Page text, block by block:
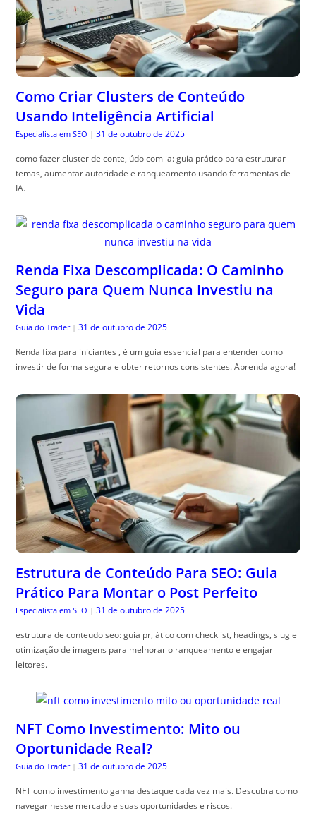
Como Criar Clusters de Conteúdo
Usando Inteligência Artificial
Especialista em SEO | 31 de outubro de 2025
como fazer cluster de conte, údo com ia: guia prático para estruturar
temas, aumentar autoridade e ranqueamento usando ferramentas de
IA.
Renda Fixa Descomplicada: O Caminho
Seguro para Quem Nunca Investiu na
Vida
Guia do Trader | 31 de outubro de 2025
Renda fixa para iniciantes , é um guia essencial para entender como
investir de forma segura e obter retornos consistentes. Aprenda agora!
Estrutura de Conteúdo Para SEO: Guia
Prático Para Montar o Post Perfeito
Especialista em SEO | 31 de outubro de 2025
estrutura de conteudo seo: guia pr, ático com checklist, headings, slug e
otimização de imagens para melhorar o ranqueamento e engajar
leitores.
NFT Como Investimento: Mito ou
Oportunidade Real?
Guia do Trader | 31 de outubro de 2025
NFT como investimento ganha destaque cada vez mais. Descubra como
navegar nesse mercado e suas oportunidades e riscos.